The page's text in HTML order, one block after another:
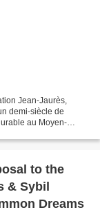
Jean-Jaurès,
demi-siècle de
au Moyen-
to the
& Sybil
Dreams